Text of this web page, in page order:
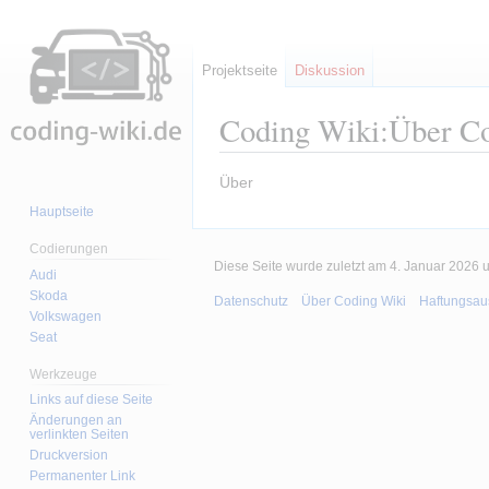
Coding Wiki:Über
Zur
springen
Zur
springen
Über
Projektseite Diskussion
Hauptseite
Codierungen
Audi
Skoda
Volkswagen
Seat
Werkzeuge
Links auf diese Seite
Änderungen an
verlinkten Seiten
Druckversion
Permanenter Link
Diese Seite wurde zuletzt am 4. Januar 2026
Datenschutz Über Coding Wiki